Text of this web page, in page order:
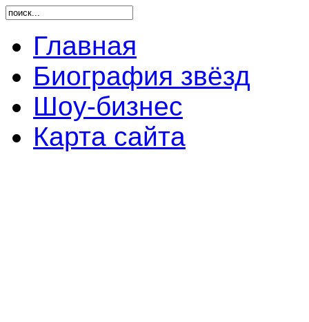
Главная
Биография звёзд
Шоу-бизнес
Карта сайта